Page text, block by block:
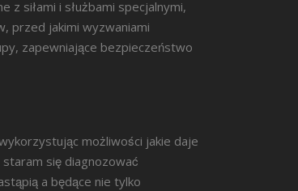
z siłami i służbami specjalnymi,
przed jakimi wyzwaniami
zapewniające bezpieczeństwo
możliwości jakie daje
się diagnozować
a będące nie tylko